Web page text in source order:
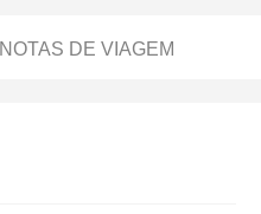
NOTAS DE VIAGEM